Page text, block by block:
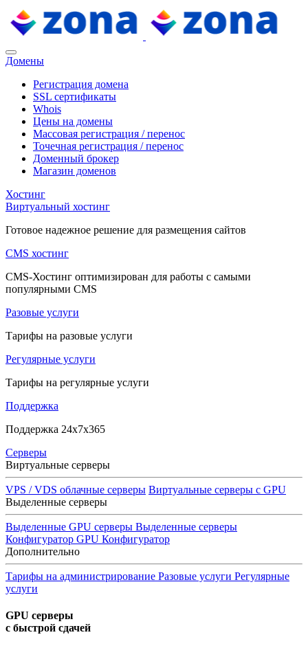
Домены
Регистрация домена
SSL сертификаты
Whois
Цены на домены
Массовая регистрация / перенос
Точечная регистрация / перенос
Доменный брокер
Магазин доменов
Хостинг
Виртуальный хостинг
Готовое надежное решение для размещения сайтов
CMS хостинг
CMS-Хостинг оптимизирован для работы с самыми
популярными CMS
Разовые услуги
Тарифы на разовые услуги
Регулярные услуги
Тарифы на регулярные услуги
Поддержка
Поддержка 24x7x365
Серверы
Виртуальные серверы
VPS / VDS облачные серверы Виртуальные серверы с GPU
Выделенные серверы
Выделенные GPU серверы Выделенные серверы
Конфигуратор GPU Конфигуратор
Дополнительно
Тарифы на администрирование Разовые услуги Регулярные
услуги
GPU серверы
с быстрой сдачей